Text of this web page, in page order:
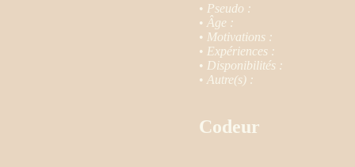
• Pseudo :
• Âge :
• Motivations :
• Expériences :
• Disponibilités :
• Autre(s) :
Codeur